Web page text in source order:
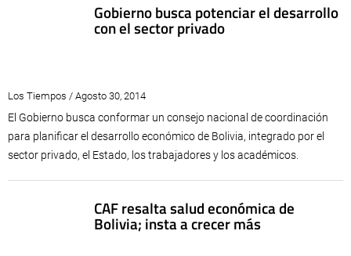
Gobierno busca potenciar el desarrollo
con el sector privado
Los Tiempos / Agosto 30, 2014
El Gobierno busca conformar un consejo nacional de coordinación
para planificar el desarrollo económico de Bolivia, integrado por el
sector privado, el Estado, los trabajadores y los académicos.
CAF resalta salud económica de
Bolivia; insta a crecer más